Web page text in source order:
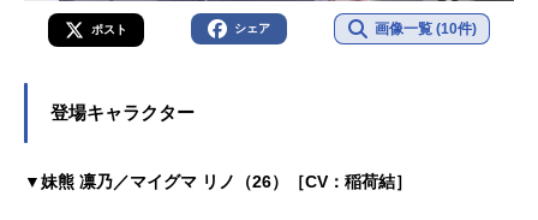
ポスト シェア 画像一覧 (10件)
登場キャラクター
▼妹熊 凛乃／マイグマ リノ（26）［CV：稲荷結］